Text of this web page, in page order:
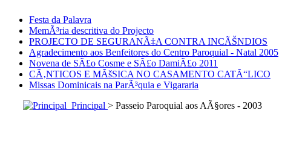
Festa da Palavra
MemÃ³ria descritiva do Projecto
PROJECTO DE SEGURANÃ‡A CONTRA INCÃŠNDIOS
Agradecimento aos Benfeitores do Centro Paroquial - Natal 2005
Novena de SÃ£o Cosme e SÃ£o DamiÃ£o 2011
CÃ‚NTICOS E MÃšSICA NO CASAMENTO CATÃ“LICO
Missas Dominicais na ParÃ³quia e Vigararia
Principal > Passeio Paroquial aos AÃ§ores - 2003